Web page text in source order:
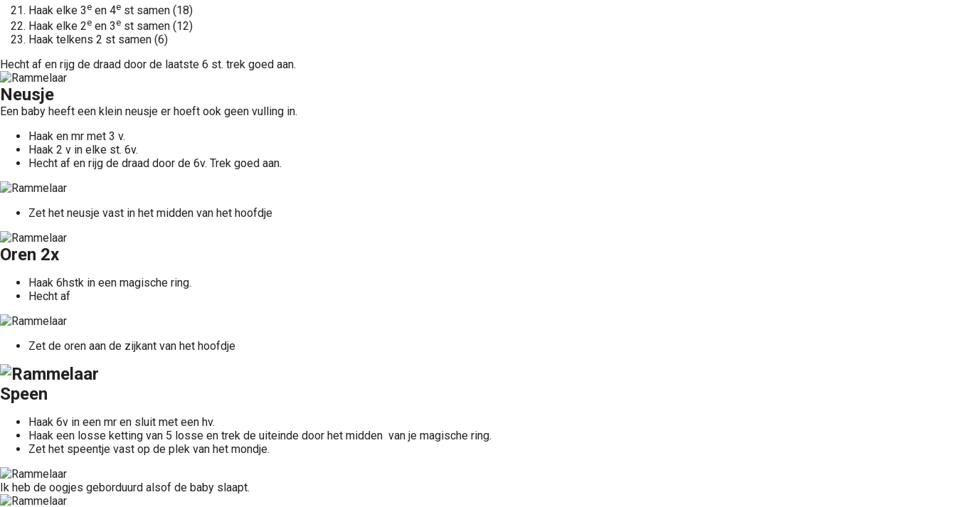
Haak elke 3e en 4e st samen (18)
Haak elke 2e en 3e st samen (12)
Haak telkens 2 st samen (6)
Hecht af en rijg de draad door de laatste 6 st. trek goed aan.
Neusje
Een baby heeft een klein neusje er hoeft ook geen vulling in.
Haak en mr met 3 v.
Haak 2 v in elke st. 6v.
Hecht af en rijg de draad door de 6v. Trek goed aan.
Zet het neusje vast in het midden van het hoofdje
Oren 2x
Haak 6hstk in een magische ring.
Hecht af
Zet de oren aan de zijkant van het hoofdje
Speen
Haak 6v in een mr en sluit met een hv.
Haak een losse ketting van 5 losse en trek de uiteinde door het midden van je magische ring.
Zet het speentje vast op de plek van het mondje.
Ik heb de oogjes geborduurd alsof de baby slaapt.